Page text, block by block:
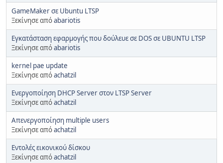
GameMaker σε Ubuntu LTSP
Ξεκίνησε απόabariotis
Eγκατάσταση εφαρμογής που δούλευε σε DOS σε UBUNTU LTSP
Ξεκίνησε απόabariotis
kernel pae update
Ξεκίνησε απόachatzil
Ενεργοποίηση DHCP Server στον LTSP Server
Ξεκίνησε απόachatzil
Απενεργοποίηση multiple users
Ξεκίνησε απόachatzil
Εντολές εικονικού δίσκου
Ξεκίνησε απόachatzil